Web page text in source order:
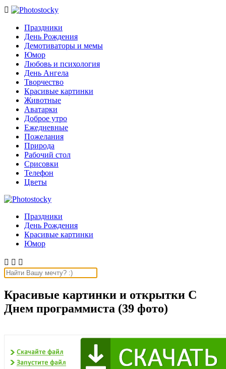

Праздники
День Рождения
Демотиваторы и мемы
Юмор
Любовь и психология
День Ангела
Творчество
Красивые картинки
Животные
Аватарки
Доброе утро
Ежедневные
Пожелания
Природа
Рабочий стол
Срисовки
Телефон
Цветы
Праздники
День Рождения
Красивые картинки
Юмор
  
Красивые картинки и открытки С
Днем программиста (39 фото)